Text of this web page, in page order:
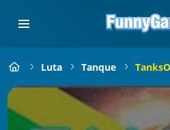
Luta Tanque